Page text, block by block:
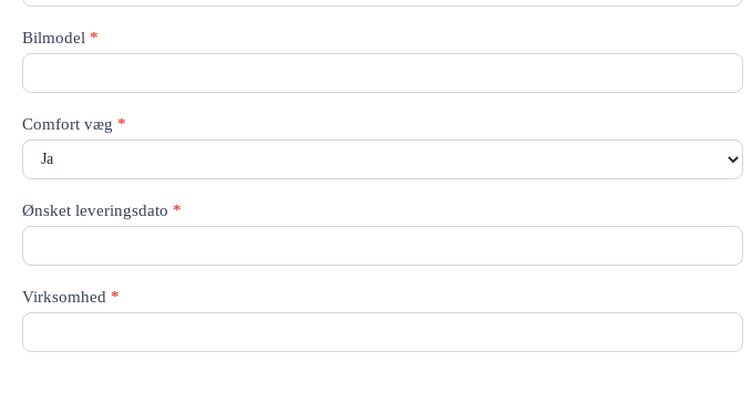
Bilmodel*
Comfort væg*
Ønsket leveringsdato*
Virksomhed*